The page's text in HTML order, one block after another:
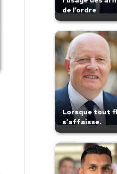
de l’ordre
Lorsque tout
s’affaisse.